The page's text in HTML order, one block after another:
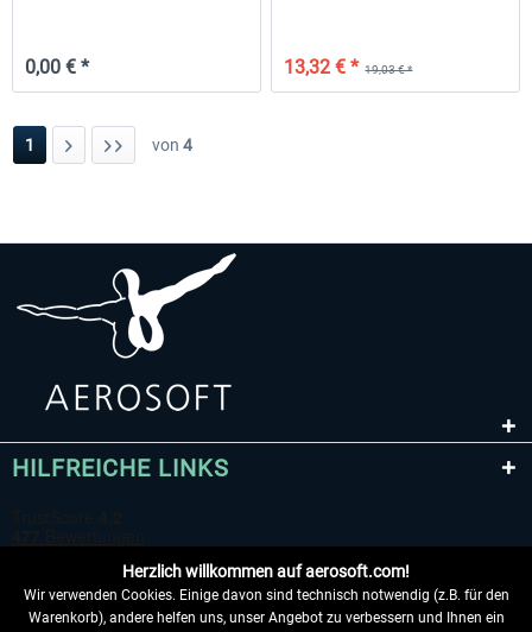
0,00 € * 19,03 € *
13,32 € *
1 von 4
HILFREICHE LINKS
Herzlich willkommen auf aerosoft.com!
Wir verwenden Cookies. Einige davon sind technisch notwendig (z.B. für den
Warenkorb), andere helfen uns, unser Angebot zu verbessern und Ihnen ein